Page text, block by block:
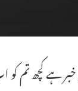
خبر ہے کچھ